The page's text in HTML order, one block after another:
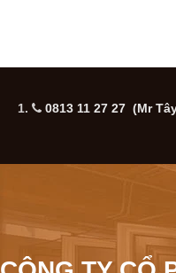
1. 0813 11 27 27 (Mr